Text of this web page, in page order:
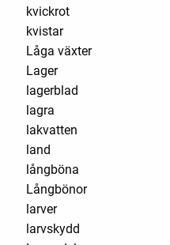
kvickrot
kvistar
Låga växter
Lager
lagerblad
lagra
lakvatten
land
långböna
Långbönor
larver
larvskydd